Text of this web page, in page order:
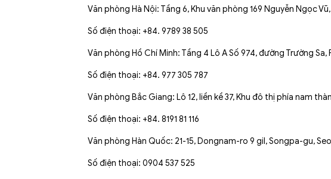
Văn phòng Hà Nội: Tầng 6, Khu văn phòng 169 Nguyễn Ngọc
Số điện thoại: +84. 9789 38 505
Văn phòng Hồ Chí Minh: Tầng 4 Lô A Số 974, đường Trường Sa,
Số điện thoại: +84. 977 305 787
Văn phòng Bắc Giang: Lô 12, liền kề 37, Khu đô thị phía nam
Số điện thoại: +84. 8191 81 116
Văn phòng Hàn Quốc: 21-15, Dongnam-ro 9 gil, Songpa-gu,
Số điện thoại: 0904 537 525